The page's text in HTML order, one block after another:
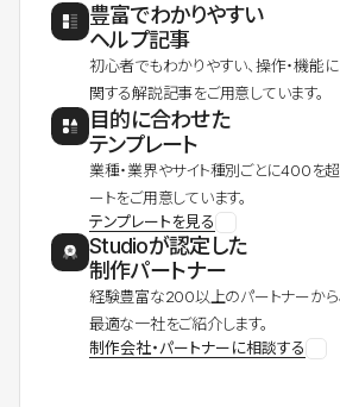
豊富でわかりやすい
ヘルプ記事
初心者でもわかりやすい、操作・機能に
関する解説記事をご用意しています。
目的に合わせた
テンプレート
業種・業界やサイト種別ごとに400を
ートをご用意しています。
テンプレートを見る
Studioが認定した
制作パートナー
経験豊富な200以上のパートナーから、
最適な一社をご紹介します。
制作会社・パートナーに相談する